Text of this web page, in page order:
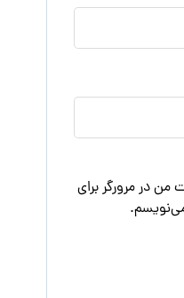
من در مرورگر برای